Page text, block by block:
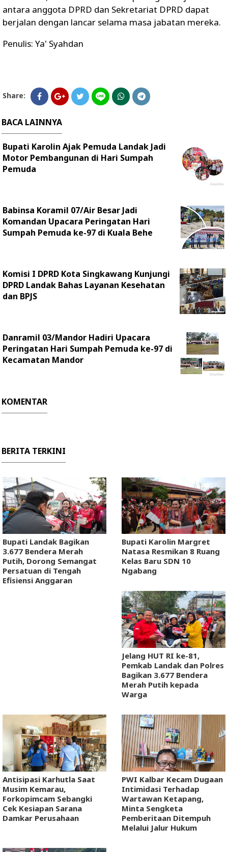
antara anggota DPRD dan Sekretariat DPRD dapat
berjalan dengan lancar selama masa jabatan mereka.
Penulis: Ya' Syahdan
Share:
BACA LAINNYA
Bupati Karolin Ajak Pemuda Landak Jadi
Motor Pembangunan di Hari Sumpah
Pemuda
Babinsa Koramil 07/Air Besar Jadi
Komandan Upacara Peringatan Hari
Sumpah Pemuda ke-97 di Kuala Behe
Komisi I DPRD Kota Singkawang Kunjungi
DPRD Landak Bahas Layanan Kesehatan
dan BPJS
Danramil 03/Mandor Hadiri Upacara
Peringatan Hari Sumpah Pemuda ke-97 di
Kecamatan Mandor
KOMENTAR
BERITA TERKINI
Bupati Landak Bagikan
3.677 Bendera Merah
Putih, Dorong Semangat
Persatuan di Tengah
Efisiensi Anggaran
Bupati Karolin Margret
Natasa Resmikan 8 Ruang
Kelas Baru SDN 10
Ngabang
Jelang HUT RI ke-81,
Pemkab Landak dan Polres
Bagikan 3.677 Bendera
Merah Putih kepada
Warga
Antisipasi Karhutla Saat
Musim Kemarau,
Forkopimcam Sebangki
Cek Kesiapan Sarana
Damkar Perusahaan
PWI Kalbar Kecam Dugaan
Intimidasi Terhadap
Wartawan Ketapang,
Minta Sengketa
Pemberitaan Ditempuh
Melalui Jalur Hukum